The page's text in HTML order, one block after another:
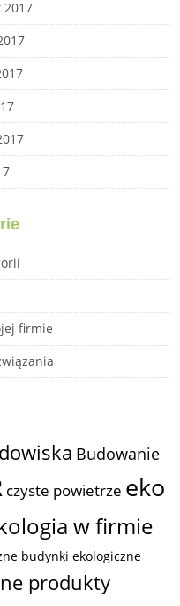
2017
firmie
Budowanie
czyste powietrze eko
w firmie
budynki ekologiczne
produkty